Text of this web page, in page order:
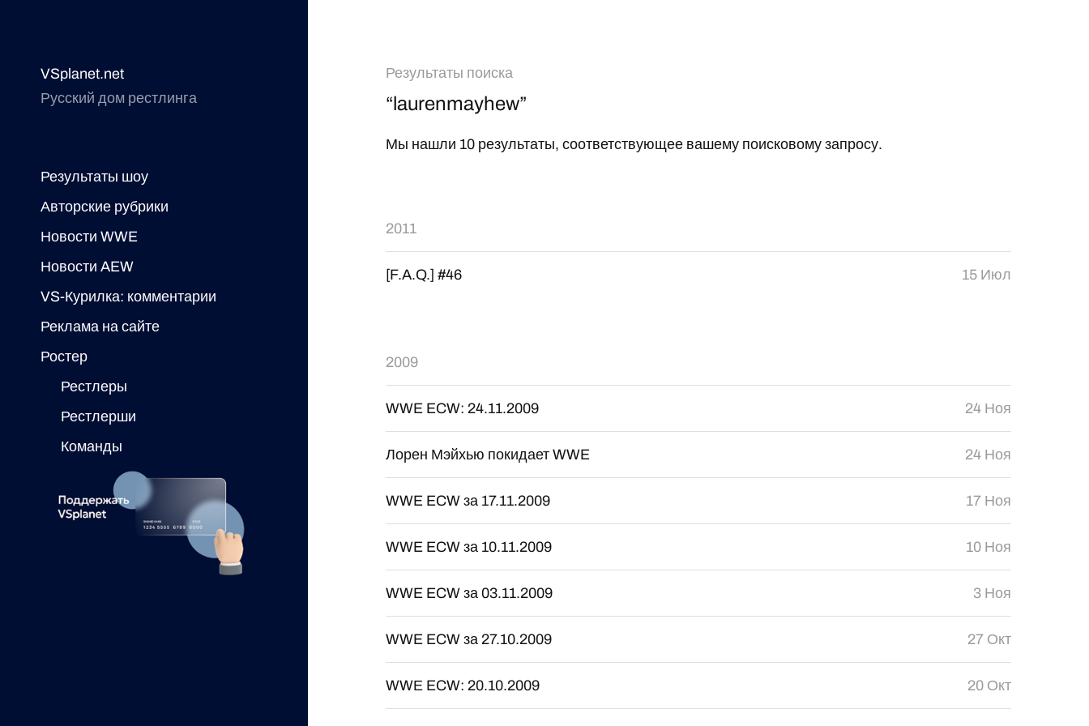
VSplanet.net
Русский дом рестлинга
Результаты шоу
Авторские рубрики
Новости WWE
Новости AEW
VS-Курилка: комментарии
Реклама на сайте
Ростер
Рестлеры
Рестлерши
Команды
Результаты поиска
“laurenmayhew”
Мы нашли 10 результаты, соответствующее вашему поисковому запросу.
2011
[F.A.Q.] #46 15 Июл
2009
WWE ECW: 24.11.2009 24 Ноя
Лорен Мэйхью покидает WWE 24 Ноя
WWE ECW за 17.11.2009 17 Ноя
WWE ECW за 10.11.2009 10 Ноя
WWE ECW за 03.11.2009 3 Ноя
WWE ECW за 27.10.2009 27 Окт
WWЕ ECW: 20.10.2009 20 Окт